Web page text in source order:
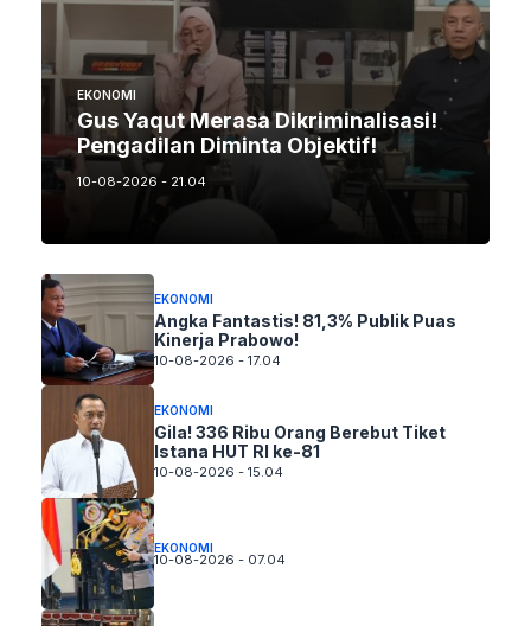
EKONOMI
Gus Yaqut Merasa Dikriminalisasi!
Pengadilan Diminta Objektif!
10-08-2026 - 21.04
EKONOMI
Angka Fantastis! 81,3% Publik Puas
Kinerja Prabowo!
10-08-2026 - 17.04
EKONOMI
Gila! 336 Ribu Orang Berebut Tiket
Istana HUT RI ke-81
10-08-2026 - 15.04
EKONOMI
10-08-2026 - 07.04